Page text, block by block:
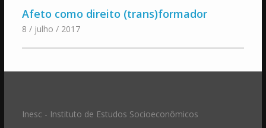
Afeto como direito (trans)formador
8 / julho / 2017
Inesc - Instituto de Estudos Socioeconômicos